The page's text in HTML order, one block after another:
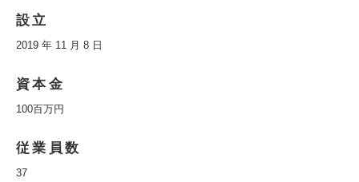
設立
2019 年 11 月 8 日
資本金
100百万円
従業員数
37